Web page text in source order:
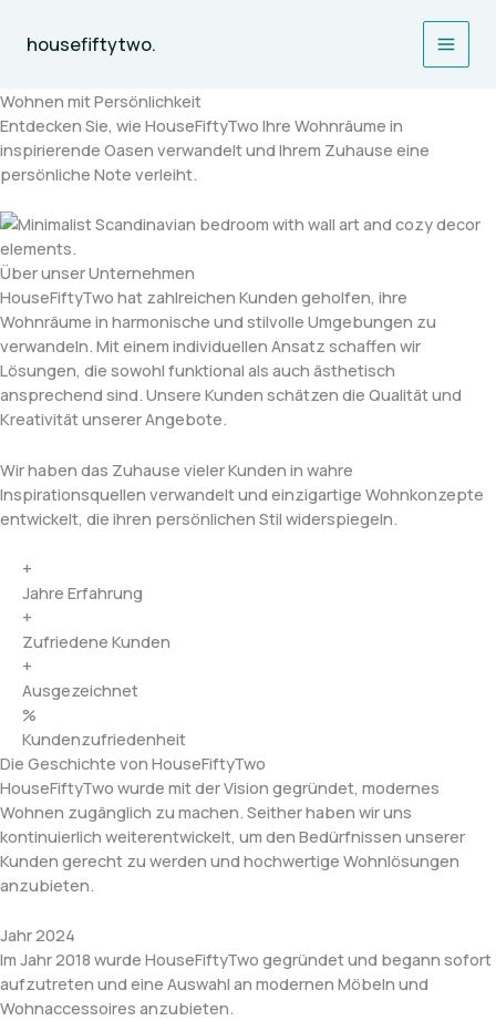
Inhalthousefiftytwo.
Main
Wohnen mit Persönlichkeit
Entdecken Sie, wie HouseFiftyTwo Ihre Wohnräume in
inspirierende Oasen verwandelt und Ihrem Zuhause eine
persönliche Note verleiht.
Über unser Unternehmen
HouseFiftyTwo hat zahlreichen Kunden geholfen, ihre
Wohnräume in harmonische und stilvolle Umgebungen zu
verwandeln. Mit einem individuellen Ansatz schaffen wir
Lösungen, die sowohl funktional als auch ästhetisch
ansprechend sind. Unsere Kunden schätzen die Qualität und
Kreativität unserer Angebote.
Wir haben das Zuhause vieler Kunden in wahre
Inspirationsquellen verwandelt und einzigartige Wohnkonzepte
entwickelt, die ihren persönlichen Stil widerspiegeln.
+
Jahre Erfahrung
+
Zufriedene Kunden
+
Ausgezeichnet
%
Kundenzufriedenheit
Die Geschichte von HouseFiftyTwo
HouseFiftyTwo wurde mit der Vision gegründet, modernes
Wohnen zugänglich zu machen. Seither haben wir uns
kontinuierlich weiterentwickelt, um den Bedürfnissen unserer
Kunden gerecht zu werden und hochwertige Wohnlösungen
anzubieten.
Jahr 2024
Im Jahr 2018 wurde HouseFiftyTwo gegründet und begann sofort
aufzutreten und eine Auswahl an modernen Möbeln und
Wohnaccessoires anzubieten.